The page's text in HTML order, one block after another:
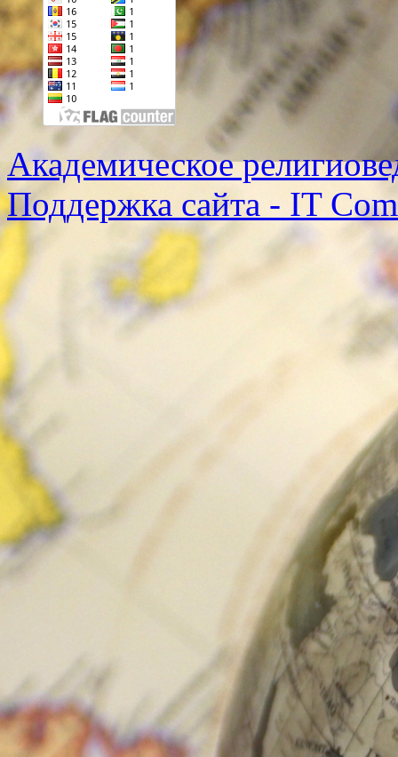
Академическое
Поддержка сайта - IT